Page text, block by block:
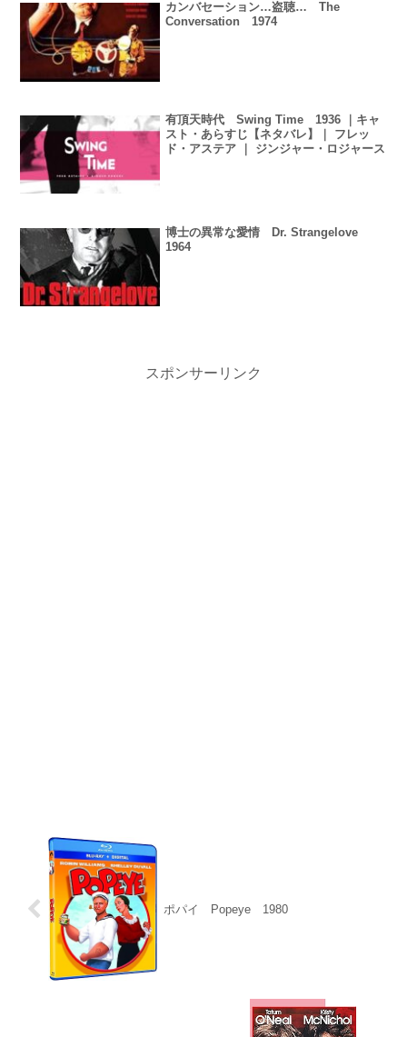
カンバセーション…盗聴… The
Conversation 1974
有頂天時代 Swing Time 1936 ｜キャ
スト・あらすじ【ネタバレ】｜ フレッ
ド・アステア ｜ ジンジャー・ロジャース
博士の異常な愛情 Dr. Strangelove
1964
スポンサーリンク
ポパイ Popeye 1980